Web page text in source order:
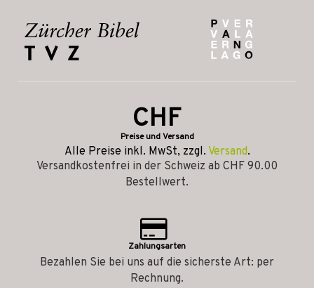
CHF
Preise und Versand
Alle Preise inkl. MwSt, zzgl. Versand.
Versandkostenfrei in der Schweiz ab CHF 90.00
Bestellwert.
Zahlungsarten
Bezahlen Sie bei uns auf die sicherste Art: per
Rechnung.